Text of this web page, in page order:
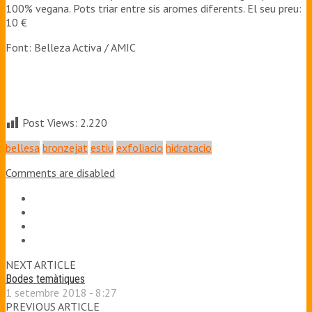
100% vegana. Pots triar entre sis aromes diferents. El seu preu:
10 €
Font: Belleza Activa / AMIC
Post Views: 2.220
bellesa bronzejat estiu exfoliacio hidratacio
Comments are disabled
NEXT ARTICLE
Bodes temàtiques
1 setembre 2018 - 8:27
PREVIOUS ARTICLE